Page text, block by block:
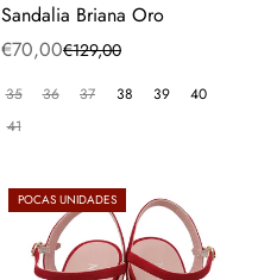
Sandalia Briana Oro
Precio
de
€70,00
Precio
regular
€129,00
35 36 37 38 39
40
41
POCAS UNIDADES